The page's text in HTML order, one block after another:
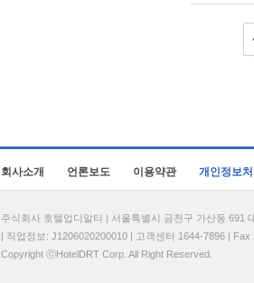
회사소개 언론보도 이용약관 개인정보
주식회사 호텔업디알티 | 서울특별시 금천구 가산동 691
| 직업정보: J1206020200010 | 고객센터 1644-7896 | Fax
Copyright ⓒHotelDRT Corp. All Right Reserved.